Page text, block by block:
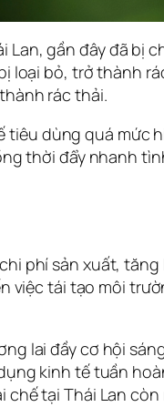
gần đây đã bị
loại bỏ, trở thành
rác thải.
dùng quá mức
thời đẩy nhanh
phí sản xuất,
việc tái tạo môi
lai đầy cơ hội
kinh tế tuần
tại Thái Lan còn